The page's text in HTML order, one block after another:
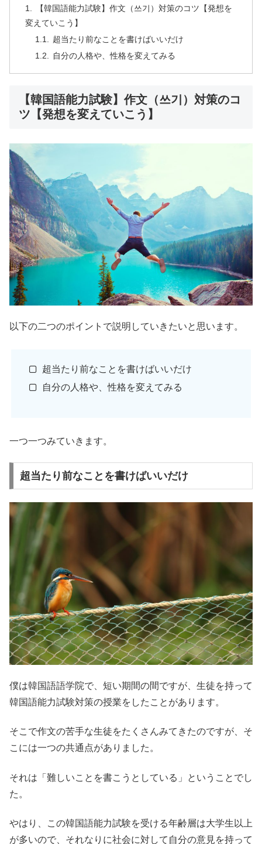
【韓国語能力試験】作文（쓰기）対策のコツ【発想を
変えていこう】
超当たり前なことを書けばいいだけ
自分の人格や、性格を変えてみる
【韓国語能力試験】作文（쓰기）対策のコ
ツ【発想を変えていこう】
以下の二つのポイントで説明していきたいと思います。
超当たり前なことを書けばいいだけ
自分の人格や、性格を変えてみる
一つ一つみていきます。
超当たり前なことを書けばいいだけ
僕は韓国語語学院で、短い期間の間ですが、生徒を持って
韓国語能力試験対策の授業をしたことがあります。
そこで作文の苦手な生徒をたくさんみてきたのですが、そ
こには一つの共通点がありました。
それは「難しいことを書こうとしている」ということでし
た。
やはり、この韓国語能力試験を受ける年齢層は大学生以上
が多いので、それなりに社会に対して自分の意見を持って